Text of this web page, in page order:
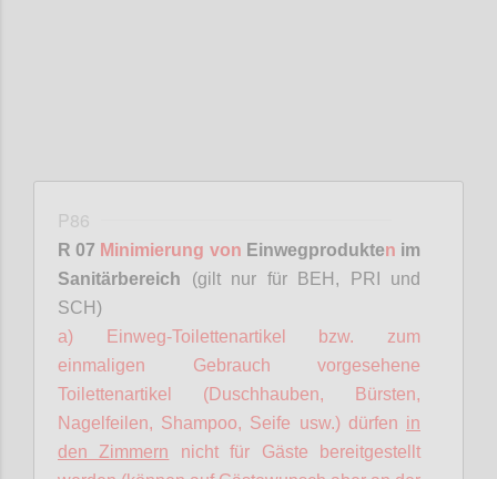
P86
R 07 Minimierung von Einwegprodukten im
Sanitärbereich (gilt nur für BEH, PRI und
SCH)
a) Einweg-Toilettenartikel bzw. zum
einmaligen Gebrauch vorgesehene
Toilettenartikel (Duschhauben, Bürsten,
Nagelfeilen, Shampoo, Seife usw.) dürfen in
den Zimmern nicht für Gäste bereitgestellt